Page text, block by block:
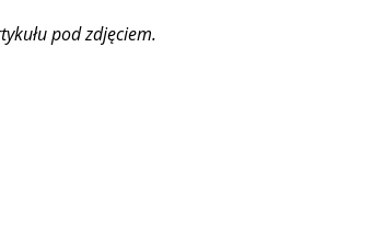
pod zdjęciem.